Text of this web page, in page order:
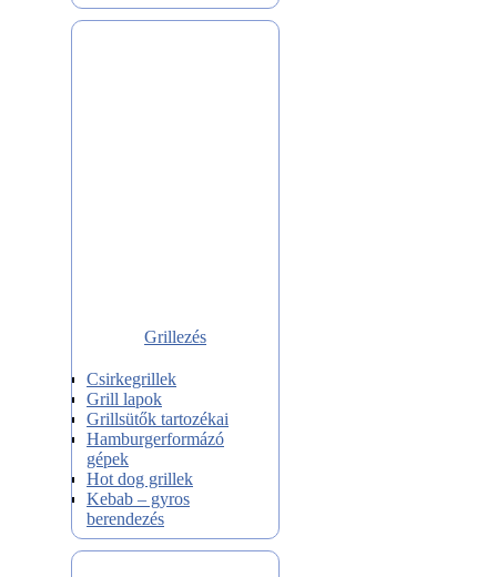
Grillezés
Csirkegrillek
Grill lapok
Grillsütők tartozékai
Hamburgerformázó
gépek
Hot dog grillek
Kebab – gyros
berendezés